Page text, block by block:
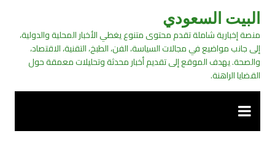
التجاوز
المحتوى
البيت السعودي
منصة إخبارية شاملة تقدم محتوى متنوع يغطي الأخبار المحلية والدولية،
إلى جانب مواضيع في مجالات السياسة، الفن، الطبخ، التقنية، الاقتصاد،
والصحة. يهدف الموقع إلى تقديم أخبار محدثة وتحليلات معمقة حول
القضايا الراهنة.